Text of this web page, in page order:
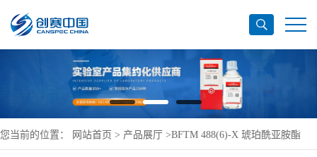
您当前的位置： 网站首页 > 产品展厅 >BFTM 488(6)-X 琥珀酰亚胺酯